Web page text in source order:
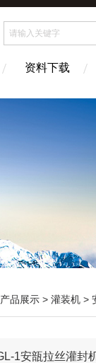
资料下载
产品展示 > 灌装机 >